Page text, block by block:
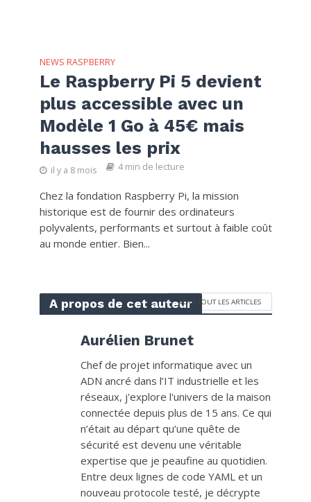
NEWS RASPBERRY
Le Raspberry Pi 5 devient
plus accessible avec un
Modèle 1 Go à 45€ mais
hausses les prix
il y a 8 mois 4 min de lecture
Chez la fondation Raspberry Pi, la mission
historique est de fournir des ordinateurs
polyvalents, performants et surtout à faible coût
au monde entier. Bien...
A propos de cet auteurVOIR TOUT LES ARTICLES
Aurélien Brunet
Chef de projet informatique avec un
ADN ancré dans l’IT industrielle et les
réseaux, j'explore l'univers de la maison
connectée depuis plus de 15 ans. Ce qui
n’était au départ qu’une quête de
sécurité est devenu une véritable
expertise que je peaufine au quotidien.
Entre deux lignes de code YAML et un
nouveau protocole testé, je décrypte